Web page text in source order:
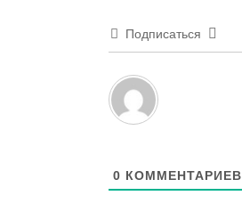
Подписаться
0 КОММЕНТАРИЕВ